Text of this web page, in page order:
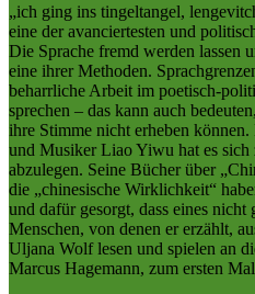
„ich ging ins tingeltangel,
eine der avanciertesten und
Die Sprache fremd werden lassen
eine ihrer Methoden.
beharrliche Arbeit im poetisch-
sprechen – das kann auch
ihre Stimme nicht erheben
und Musiker Liao Yiwu hat es
abzulegen. Seine Bücher über
die „chinesische Wirklichkeit“
und dafür gesorgt, dass eines
Menschen, von denen er erzählt,
Uljana Wolf lesen und spielen an
Marcus Hagemann, zum ersten